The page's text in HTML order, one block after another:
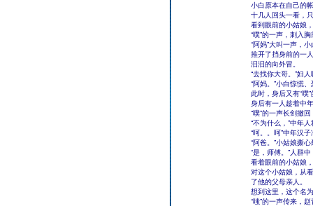
小白原本在自己的
十几人回头一看，
看到眼前的小姑娘
“噗”的一声，刺入
“阿妈”大叫一声，
推开了挡身前的一
汩汩的向外冒。
“去找你大哥。”妇
“阿妈。”小白惊慌
此时，身后又有“噗
身后有一人趁着中
“噗”的一声长剑撤
“不为什么，”中年
“呵。。呵”中年汉
“阿爸。”小姑娘撕
“是，师傅。”人群
看着眼前的小姑娘
对这个小姑娘，从
了他的父母亲人。
想到这里，这个名
“嗤”的一声传来，